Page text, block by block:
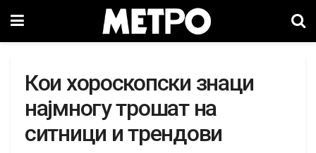
Кои хороскопски знаци
најмногу трошат на
ситници и трендови